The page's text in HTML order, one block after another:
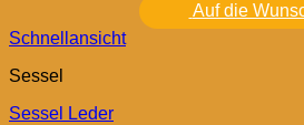
Auf die
Schnellansicht
Sessel
Sessel Leder